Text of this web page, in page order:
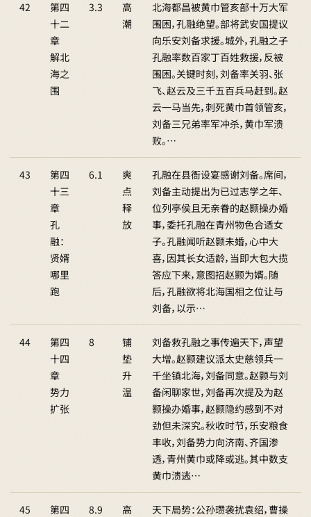
42
第四
十二
章
解北
海之
围
3.3
高
潮
北海都昌被黄巾管亥部十万大军
围困，孔融绝望。部将武安国提议
向乐安刘备求援。城外，孔融之子
孔融率数百家丁百姓救援，反被
围困。关键时刻，刘备率关羽、张
飞、赵云及三千五百兵马赶到。赵
云一马当先，刺死黄巾首领管亥，
刘备三兄弟率军冲杀，黄巾军溃
败。…
43
第四
十三
章
孔
融：
贤婿
哪里
跑
6.1
爽
点
释
放
孔融在县衙设宴感谢刘备。席间，
刘备主动提出为已过志学之年、
位列亭侯且无亲眷的赵颢操办婚
事，委托孔融在青州物色合适女
子。孔融闻听赵颢未婚，心中大
喜，因其长女适龄，当即大包大揽
答应下来，意图招赵颢为婿。随
后，孔融欲将北海国相之位让与
刘备，以示…
44
第四
十四
章
势力
扩张
8
铺
垫
升
温
刘备救孔融之事传遍天下，声望
大增。赵颢建议派太史慈领兵一
千坐镇北海，刘备同意。赵颢与刘
备闲聊家世，刘备再次提及为赵
颢操办婚事，赵颢隐约感到不对
劲但未深究。秋收时节，乐安粮食
丰收，刘备势力向济南、齐国渗
透，青州黄巾或降或逃。其中数支
黄巾溃逃…
45
第四
8.9
高
天下局势：公孙瓒袭扰袁绍，曹操